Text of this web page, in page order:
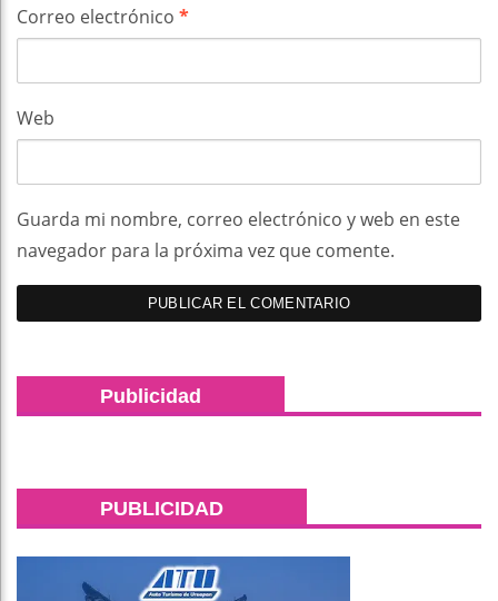
Correo electrónico *
Web
Guarda mi nombre, correo electrónico y web en este
navegador para la próxima vez que comente.
Publicidad
PUBLICIDAD